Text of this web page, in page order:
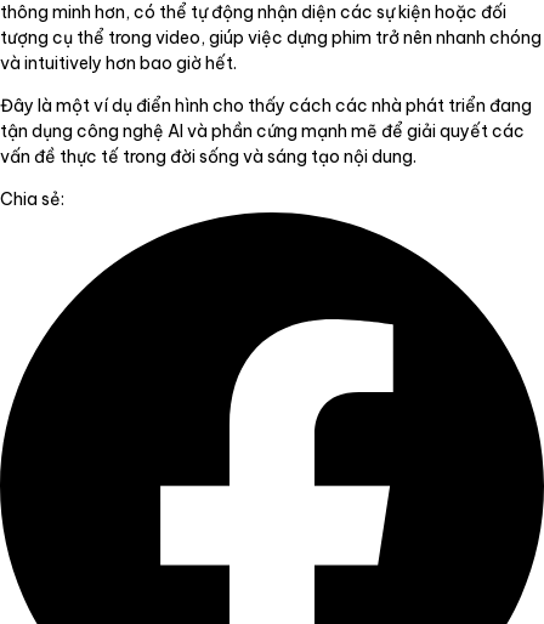
thông minh hơn, có thể tự động nhận diện các sự kiện hoặc đối
tượng cụ thể trong video, giúp việc dựng phim trở nên nhanh chóng
và intuitively hơn bao giờ hết.
Đây là một ví dụ điển hình cho thấy cách các nhà phát triển đang
tận dụng công nghệ AI và phần cứng mạnh mẽ để giải quyết các
vấn đề thực tế trong đời sống và sáng tạo nội dung.
Chia sẻ: